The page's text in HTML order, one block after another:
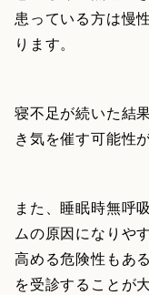
患っている方は慢
ります。
寝不足が続いた結
き気を催す可能性
また、睡眠時無呼
ムの原因になりや
高める危険性もあ
を受診することが